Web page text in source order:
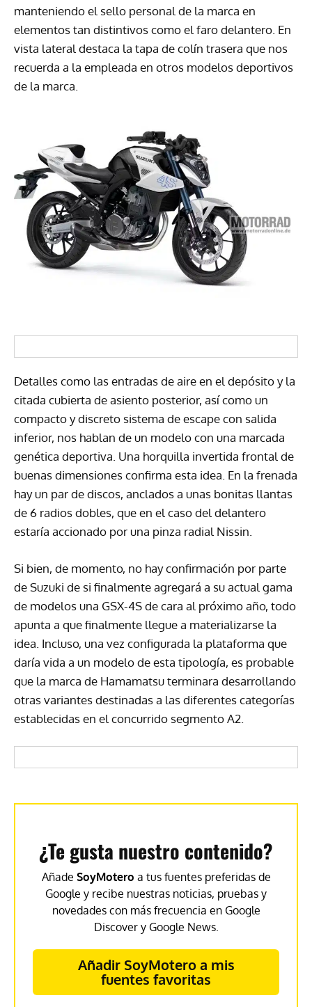
manteniendo el sello personal de la marca en
elementos tan distintivos como el faro delantero. En
vista lateral destaca la tapa de colín trasera que nos
recuerda a la empleada en otros modelos deportivos
de la marca.
Detalles como las entradas de aire en el depósito y la
citada cubierta de asiento posterior, así como un
compacto y discreto sistema de escape con salida
inferior, nos hablan de un modelo con una marcada
genética deportiva. Una horquilla invertida frontal de
buenas dimensiones confirma esta idea. En la frenada
hay un par de discos, anclados a unas bonitas llantas
de 6 radios dobles, que en el caso del delantero
estaría accionado por una pinza radial Nissin.
Si bien, de momento, no hay confirmación por parte
de Suzuki de si finalmente agregará a su actual gama
de modelos una GSX-4S de cara al próximo año, todo
apunta a que finalmente llegue a materializarse la
idea. Incluso, una vez configurada la plataforma que
daría vida a un modelo de esta tipología, es probable
que la marca de Hamamatsu terminara desarrollando
otras variantes destinadas a las diferentes categorías
establecidas en el concurrido segmento A2.
¿Te gusta nuestro contenido?
Añade SoyMotero a tus fuentes preferidas de
Google y recibe nuestras noticias, pruebas y
novedades con más frecuencia en Google
Discover y Google News.
Añadir SoyMotero a mis
fuentes favoritas